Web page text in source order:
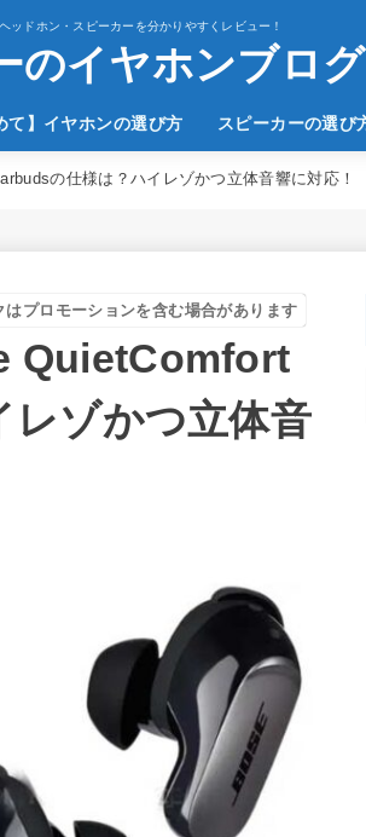
ッドホン・スピーカーを分かりやすくレビュー！
のイヤホンブログ
て】イヤホンの選び方 スピーカーの選び
の仕様は？ハイレゾかつ立体音響に対応！
はプロモーションを含む場合があります
QuietComfort
ゾかつ立体音